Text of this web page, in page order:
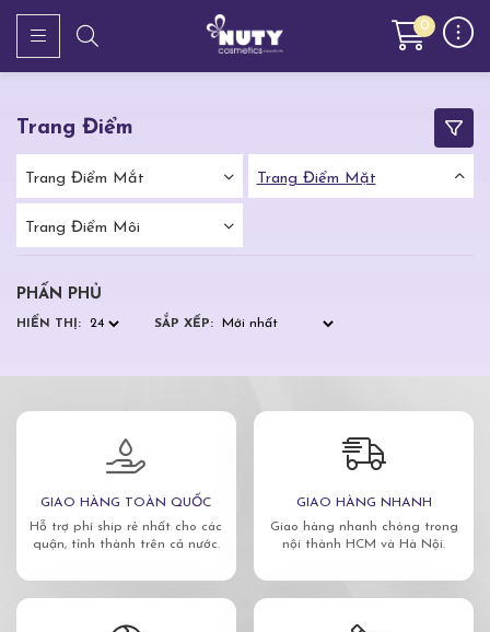
0
Trang Điểm
Trang Điểm Mắt Trang Điểm Mặt
Trang Điểm Môi
PHẤN PHỦ
HIỂN THỊ: SẮP XẾP:
GIAO HÀNG TOÀN QUỐC
Hỗ trợ phí ship rẻ nhất cho các
quận, tỉnh thành trên cả nước.
GIAO HÀNG NHANH
Giao hàng nhanh chóng trong
nội thành HCM và Hà Nội.